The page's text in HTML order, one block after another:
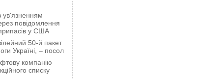
ув'язненням
повідомлення
у США
50-й пакет
Україні, – посол
компанію
списку